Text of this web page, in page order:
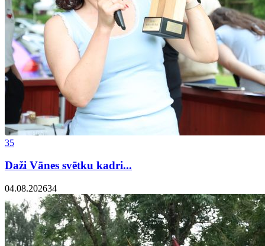
35
Daži Vānes svētku kadri...
04.08.202634